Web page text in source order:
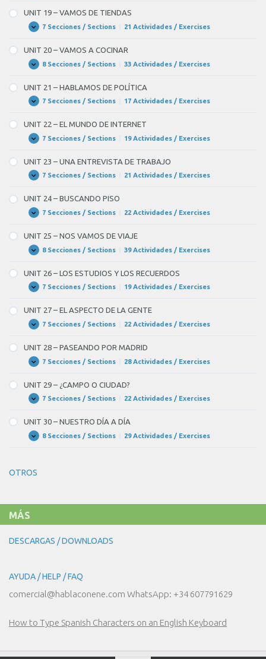
–
PARTES
DEL
CUERPO
EN
EL
MÉDICO
UNIT 19 – VAMOS DE TIENDAS
Expandir
UNIT
–
VAMOS
DE
TIENDAS
7 Secciones / Sections 21 Actividades / Exercises
UNIT 20 – VAMOS A COCINAR
Expandir
UNIT
–
VAMOS
A
COCINAR
8 Secciones / Sections 33 Actividades / Exercises
UNIT 21 – HABLAMOS DE POLÍTICA
Expandir
UNIT
–
HABLAMOS
DE
POLÍTICA
7 Secciones / Sections 17 Actividades / Exercises
UNIT 22 – EL MUNDO DE INTERNET
Expandir
UNIT
–
EL
MUNDO
7 Secciones / Sections 19 Actividades / Exercises
UNIT 23 – UNA ENTREVISTA DE TRABAJO
Expandir
UNIT
–
UNA
ENTREVISTA
DE
7 Secciones / Sections 21 Actividades / Exercises
UNIT 24 – BUSCANDO PISO
Expandir
UNIT
–
BUSCANDO
PISO
7 Secciones / Sections 22 Actividades / Exercises
UNIT 25 – NOS VAMOS DE VIAJE
Expandir
UNIT
–
NOS
VAMOS
DE
8 Secciones / Sections 39 Actividades / Exercises
UNIT 26 – LOS ESTUDIOS Y LOS RECUERDOS
Expandir
UNIT
–
LOS
ESTUDIOS
Y
RECUERDOS
7 Secciones / Sections 19 Actividades / Exercises
UNIT 27 – EL ASPECTO DE LA GENTE
Expandir
UNIT
–
EL
ASPECTO
DE
GENTE
7 Secciones / Sections 22 Actividades / Exercises
UNIT 28 – PASEANDO POR MADRID
Expandir
UNIT
–
PASEANDO
POR
MADRID
7 Secciones / Sections 28 Actividades / Exercises
UNIT 29 – ¿CAMPO O CIUDAD?
Expandir
UNIT
–
¿CAMPO
O
CIUDAD?
7 Secciones / Sections 22 Actividades / Exercises
UNIT 30 – NUESTRO DÍA A DÍA
Expandir
UNIT
DÍA
8 Secciones / Sections 29 Actividades / Exercises
OTROS
MÁS
DESCARGAS / DOWNLOADS
AYUDA / HELP / FAQ
comercial@hablaconene.com WhatsApp: +34 607791629
How to Type Spanish Characters on an English Keyboard